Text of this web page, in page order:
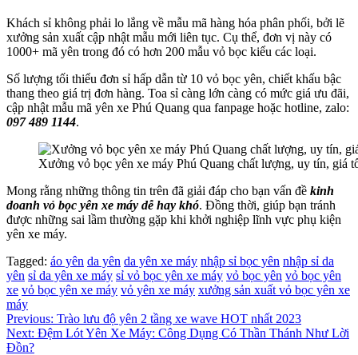
Khách sỉ không phải lo lắng về mẫu mã hàng hóa phân phối, bởi lẽ
xưởng sản xuất cập nhật mẫu mới liên tục. Cụ thể, đơn vị này có
1000+ mã yên trong đó có hơn 200 mẫu vỏ bọc kiểu các loại.
Số lượng tối thiểu đơn sỉ hấp dẫn từ 10 vỏ bọc yên, chiết khấu bậc
thang theo giá trị đơn hàng. Toa sỉ càng lớn càng có mức giá ưu đãi,
cập nhật mẫu mã yên xe Phú Quang qua fanpage hoặc hotline, zalo:
097 489 1144.
Xưởng vỏ bọc yên xe máy Phú Quang chất lượng, uy tín, giá
Mong rằng những thông tin trên đã giải đáp cho bạn vấn đề kinh
doanh vỏ bọc yên xe máy dễ hay khó. Đồng thời, giúp bạn tránh
được những sai lầm thường gặp khi khởi nghiệp lĩnh vực phụ kiện
yên xe máy.
Tagged: áo yên da yên da yên xe máy nhập sỉ bọc yên nhập sỉ da
yên sỉ da yên xe máy sỉ vỏ bọc yên xe máy vỏ bọc yên vỏ bọc yên
xe vỏ bọc yên xe máy vỏ yên xe máy xưởng sản xuất vỏ bọc yên xe
máy
Điều
hướng
Previous: Trào lưu độ yên 2 tầng xe wave HOT nhất 2023
Next: Đệm Lót Yên Xe Máy: Công Dụng Có Thần Thánh Như Lời
Đồn?